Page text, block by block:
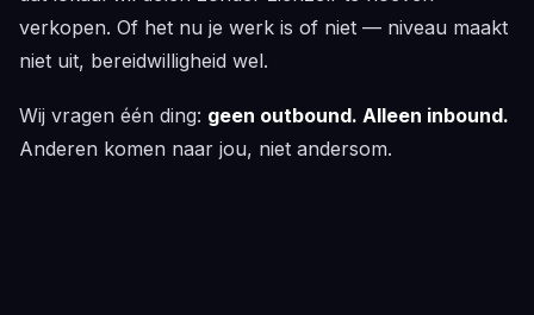
verkopen. Of het nu je werk is of niet — niveau maakt
niet uit, bereidwilligheid wel.
Wij vragen één ding: geen outbound. Alleen inbound.
Anderen komen naar jou, niet andersom.